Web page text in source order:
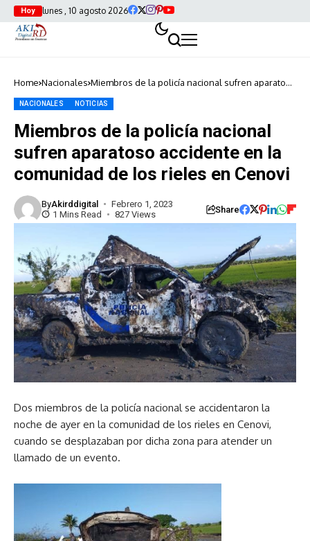
Hoy lunes , 10 agosto 2026
Home Nacionales Miembros de la policía nacional sufren aparatoso
Cenovi
NACIONALES NOTICIAS
Miembros de la policía nacional
sufren aparatoso accidente en la
comunidad de los rieles en Cenovi
ByAkirddigital
Febrero 1, 2023
1 Mins Read
827 Views Share
Dos miembros de la policía nacional se accidentaron la
noche de ayer en la comunidad de los rieles en Cenovi,
cuando se desplazaban por dicha zona para atender un
llamado de un evento.